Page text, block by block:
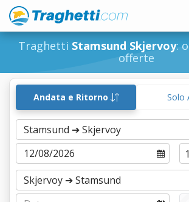
Traghetti Stamsund Skjervoy:
offerte
Andata e Ritorno Solo